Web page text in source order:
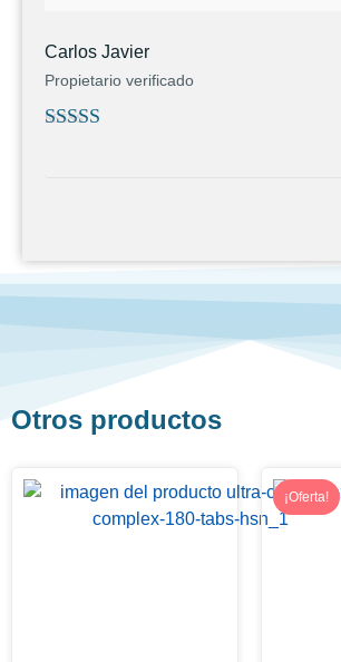
Carlos Javier
Propietario verificado
Otros productos
¡Oferta!